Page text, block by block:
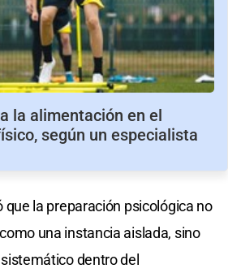
la alimentación en el
según un especialista
la preparación psicológica no
una instancia aislada, sino
dentro del